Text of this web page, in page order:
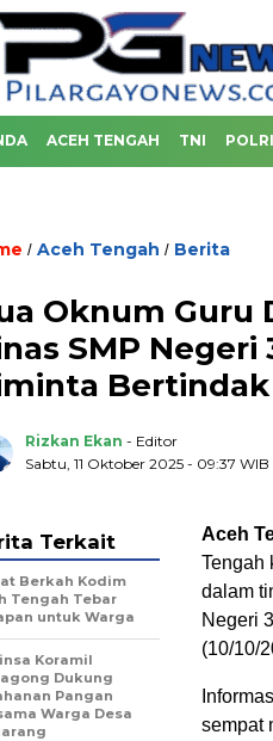
ACEH TENGAH TNI POLRI
/ Aceh Tengah / Berita
Oknum Guru
SMP
Bertindak
Rizkan Ekan - Editor
Sabtu, 11 Oktober 2025 - 09:37 WIB
Aceh
Tengah
dalam
Negeri
(10/10/
sempat
Terkait
Berkah Kodim
Tengah Tebar
untuk Warga
Koramil
Dukung
Pangan
Warga Desa